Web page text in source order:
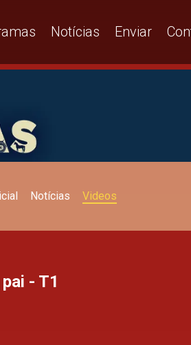
Notícias Enviar
Notícias Videos
- T1